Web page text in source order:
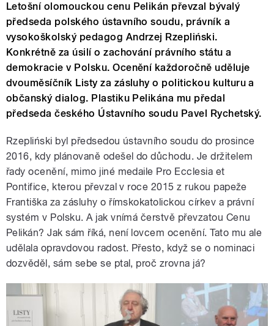
Letošní olomouckou cenu Pelikán převzal bývalý
předseda polského ústavního soudu, právník a
vysokoškolský pedagog Andrzej Rzepliński.
Konkrétně za úsilí o zachování právního státu a
demokracie v Polsku. Ocenění každoročně uděluje
dvouměsíčník Listy za zásluhy o politickou kulturu a
občanský dialog. Plastiku Pelikána mu předal
předseda českého Ústavního soudu Pavel Rychetský.
Rzepliński byl předsedou ústavního soudu do prosince
2016, kdy plánovaně odešel do důchodu. Je držitelem
řady ocenění, mimo jiné medaile Pro Ecclesia et
Pontifice, kterou převzal v roce 2015 z rukou papeže
Františka za zásluhy o římskokatolickou církev a právní
systém v Polsku. A jak vnímá čerstvě převzatou Cenu
Pelikán? Jak sám říká, není lovcem ocenění. Tato mu ale
udělala opravdovou radost. Přesto, když se o nominaci
dozvěděl, sám sebe se ptal, proč zrovna já?